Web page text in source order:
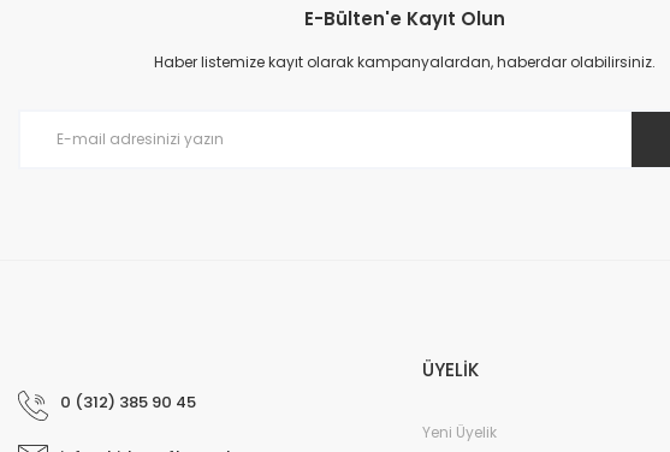
Ürün resmi kalitesiz, bozuk veya görüntülenemiyor.
Ürün açıklamasında eksik bilgiler bulunuyor.
E-Bülten'e Kayıt Olun
Haber listemize kayıt olarak kampanyalardan, haberdar olabilirsiniz.
0 (312) 385 90 45
ÜYELİK
Yeni Üyelik